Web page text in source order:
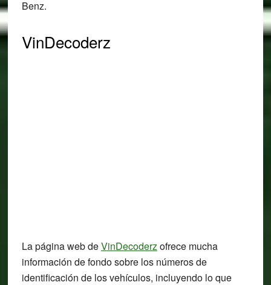
Benz.
VinDecoderz
La página web deVinDecoderzofrece mucha
información de fondo sobre los números de
identificación de los vehículos, incluyendo lo que